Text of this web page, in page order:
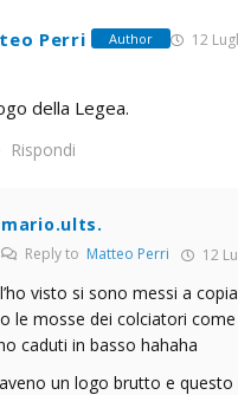
Perri Author 12
della Legea.
Rispondi
mario.ults.
Reply to Matteo Perri 12
visto si sono messi a
le mosse dei colciatori
caduti in basso hahaha
un logo brutto e